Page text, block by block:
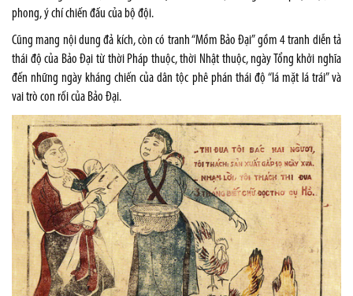
phong, ý chí chiến đấu của bộ đội.
Cũng mang nội dung đả kích, còn có tranh “Mồm Bảo Đại” gồm 4 tranh diễn tả
thái độ của Bảo Đại từ thời Pháp thuộc, thời Nhật thuộc, ngày Tổng khởi nghĩa
đến những ngày kháng chiến của dân tộc phê phán thái độ “lá mặt lá trái” và
vai trò con rối của Bảo Đại.